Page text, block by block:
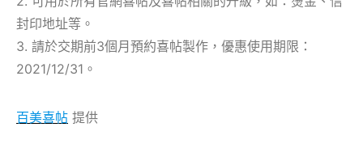
封印地址等。
3. 請於交期前3個月預約喜帖製作，優惠使用期限：
2021/12/31。
百美喜帖 提供